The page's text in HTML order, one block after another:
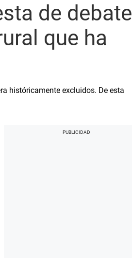
de debate
que ha
históricamente excluidos. De esta